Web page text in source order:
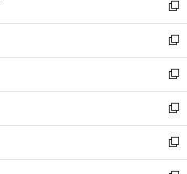
く
ド
ウ
で
開
く
ィ
ン
ド
ウ
で
開
く
い
ウ
ィ
ン
ド
ウ
で
開
く
新
し
い
ウ
ィ
ン
ド
ウ
で
開
新
し
い
ウ
ィ
ン
ド
ウ
新
し
い
ウ
ィ
ン
新
し
い
ウ
新
し